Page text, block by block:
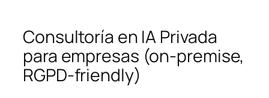
Consultoría en IA Privada
para empresas (on-premise,
RGPD-friendly)